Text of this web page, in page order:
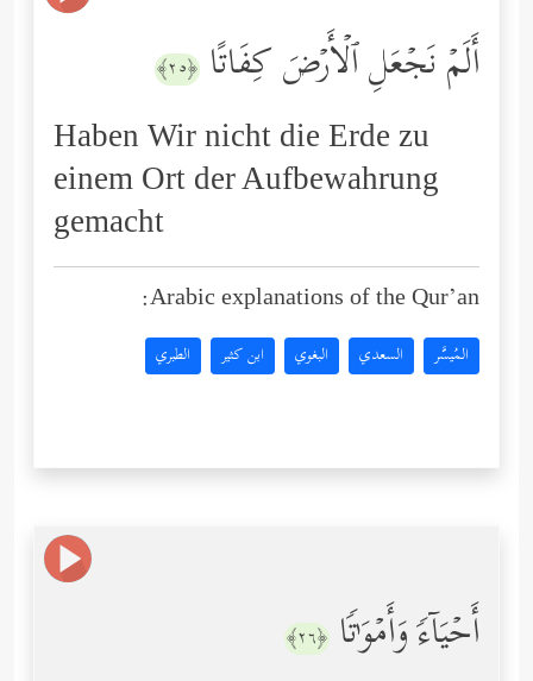
أَلَمۡ نَجۡعَلِ ٱلۡأَرۡضَ كِفَاتًا ﴿٢٥﴾
Haben Wir nicht die Erde zu
einem Ort der Aufbewahrung
gemacht
Arabic explanations of the Qur’an:
المُيسَّر السعدي البغوي ابن كثير الطبري
أَحۡیَاۤءࣰ وَأَمۡوَ ٰ⁠تࣰا ﴿٢٦﴾